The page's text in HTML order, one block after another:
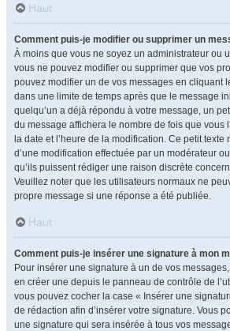
Haut
Comment puis-je modifier ou supprimer un
À moins que vous ne soyez un administrateur ou
vous ne pouvez modifier ou supprimer que vos
pouvez modifier un de vos messages en cliquant
dans une limite de temps après que le message
quelqu’un a déjà répondu à votre message, un
du message affichera le nombre de fois que vous
la date et l’heure de la modification. Ce petit texte
d’une modification effectuée par un modérateur
qu’ils puissent rédiger une raison discrète
Veuillez noter que les utilisateurs normaux ne
propre message si une réponse a été publiée.
Haut
Comment puis-je insérer une signature à mon
Pour insérer une signature à un de vos
en créer une depuis le panneau de contrôle de
vous pouvez cocher la case « Insérer une
de rédaction afin d’insérer votre signature. Vous
une signature qui sera insérée à tous vos